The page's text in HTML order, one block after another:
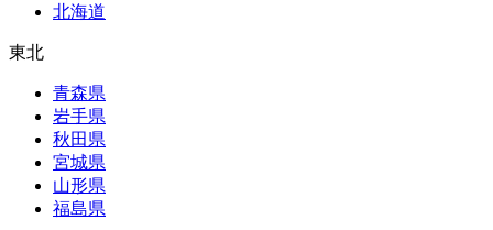
北海道
東北
青森県
岩手県
秋田県
宮城県
山形県
福島県